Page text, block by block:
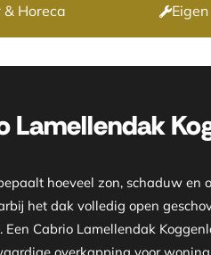
Horeca
Onze
Lamellendak
hoeveel zon, schaduw
het dak volledig open
Cabrio Lamellendak